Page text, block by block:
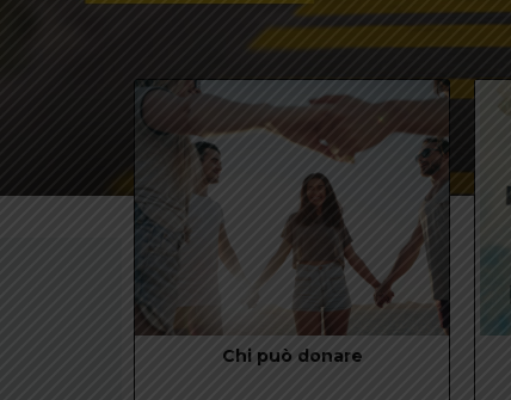
Chi può donare
Siamo pronti a partire con la nuova app per
donazioni!
MAGGIORI INFO